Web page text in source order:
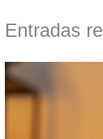
Entradas